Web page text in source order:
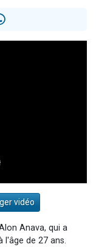
vidéo
Anava, qui a
l'âge de 27 ans.